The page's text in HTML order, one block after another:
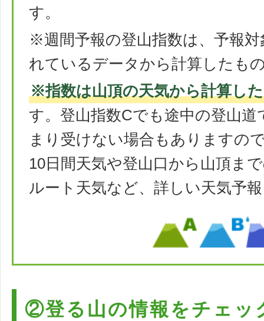
す。
※週間予報の登山指数は、予報
れているデータから計算したも
※指数は山頂の天気から計算し
す。登山指数Cでも途中の登山
まり受けない場合もありますの
10日間天気や登山口から山頂ま
ルート天気など、詳しい天気予
②登る山の情報をチェッ